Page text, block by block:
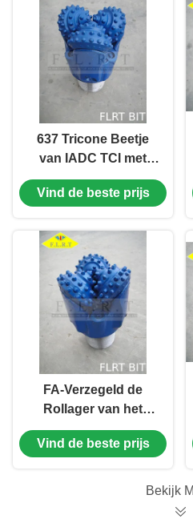
637 Tricone Beetje
van IADC TCI met
Pandbescherming/Vloeibare
Omloop api-7-1 Norm
Vind de beste prijs
FA-Verzegeld de
Rollager van het
Reekstci Tricone
Beetje Rubber met
Vind de beste prijs
Bekijk